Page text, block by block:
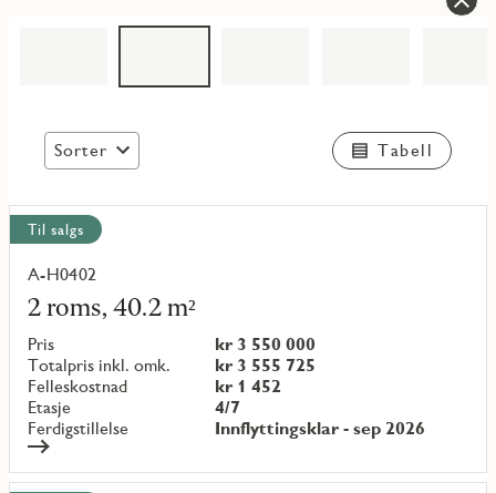
Sorter Tabell
Vis
alle
objekt
Til salgs
A-H0402
2 roms, 40.2 m²
Pris
kr 3 550 000
Totalpris inkl. omk.
kr 3 555 725
Felleskostnad
kr 1 452
Etasje
4/7
Ferdigstillelse
Innflyttingsklar - sep 2026
Les
mer
om
objekt
{objectNumber}